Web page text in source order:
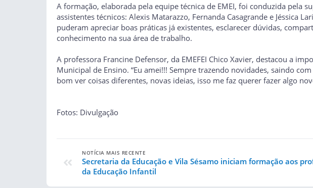
A formação, elaborada pela equipe técnica de EMEI, foi conduzida pela
assistentes técnicos: Alexis Matarazzo, Fernanda Casagrande e Jéssica
puderam apreciar boas práticas já existentes, esclarecer dúvidas,
conhecimento na sua área de trabalho.
A professora Francine Defensor, da EMEFEI Chico Xavier, destacou a
Municipal de Ensino. “Eu amei!!! Sempre trazendo novidades, saindo
bom ver coisas diferentes, novas ideias, isso me faz querer fazer algo
Fotos: Divulgação
NOTÍCIA MAIS RECENTE
Secretaria da Educação e Vila Sésamo iniciam formação aos
da Educação Infantil